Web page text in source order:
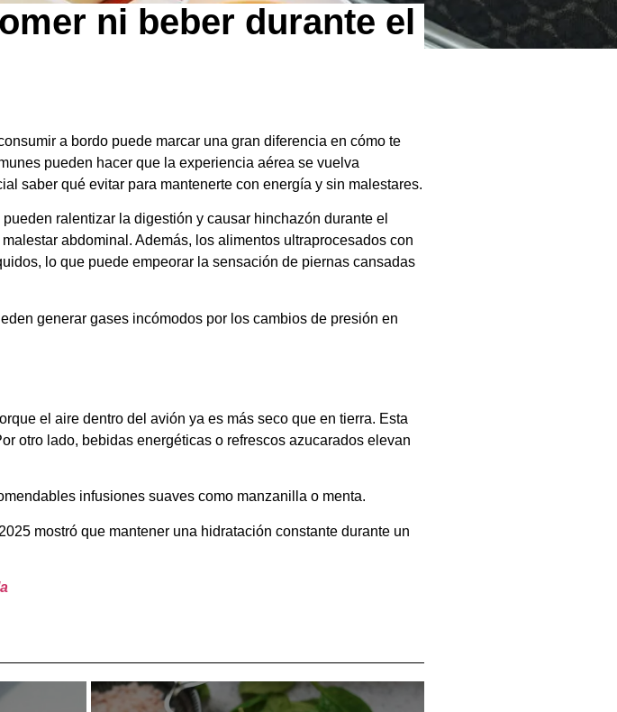
ni beber durante el
a bordo puede marcar una gran diferencia en cómo te
pueden hacer que la experiencia aérea se vuelva
saber qué evitar para mantenerte con energía y sin malestares.
ralentizar la digestión y causar hinchazón durante el
abdominal. Además, los alimentos ultraprocesados con
lo que puede empeorar la sensación de piernas cansadas
generar gases incómodos por los cambios de presión en
el aire dentro del avión ya es más seco que en tierra. Esta
otro lado, bebidas energéticas o refrescos azucarados elevan
infusiones suaves como manzanilla o menta.
mostró que mantener una hidratación constante durante un